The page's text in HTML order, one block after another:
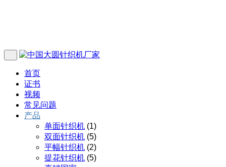
首页
证书
视频
常见问题
产品
单面针织机 (1)
双面针织机 (5)
平幅针织机 (2)
提花针织机 (5)